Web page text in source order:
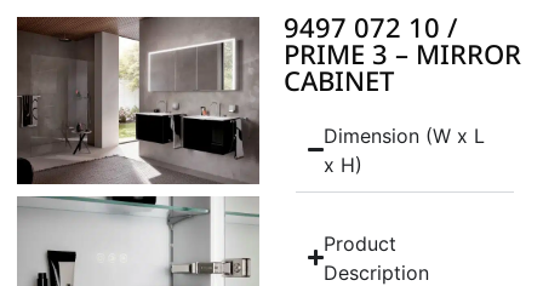
9497 072 10 /
PRIME 3 – MIRROR
CABINET
Dimension (W x L
x H)
Product
Description